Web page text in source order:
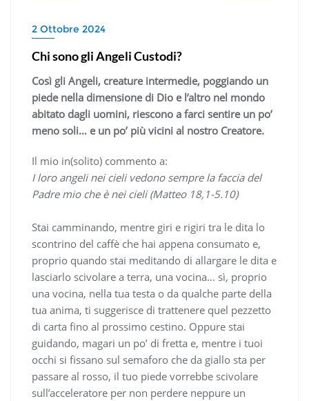
2 Ottobre 2024
Chi sono gli Angeli Custodi?
Così gli Angeli, creature intermedie, poggiando un
piede nella dimensione di Dio e l’altro nel mondo
abitato dagli uomini, riescono a farci sentire un po’
meno soli… e un po’ più vicini al nostro Creatore.
Il mio in(solito) commento a:
I loro angeli nei cieli vedono sempre la faccia del
Padre mio che è nei cieli (Matteo 18,1-5.10)
Stai camminando, mentre giri e rigiri tra le dita lo
scontrino del caffè che hai appena consumato e,
proprio quando stai meditando di allargare le dita e
lasciarlo scivolare a terra, una vocina… sì, proprio
una vocina, nella tua testa o da qualche parte della
tua anima, ti suggerisce di trattenere quel pezzetto
di carta fino al prossimo cestino. Oppure stai
guidando, magari un po’ di fretta e, mentre i tuoi
occhi si fissano sul semaforo che da giallo sta per
passare al rosso, il tuo piede vorrebbe scivolare
sull’acceleratore per non perdere neppure un